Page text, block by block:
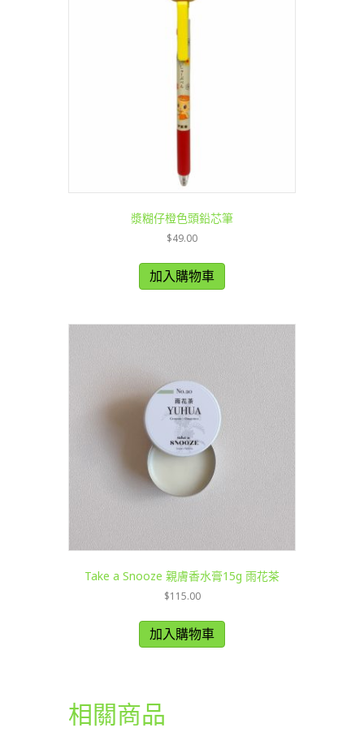
漿糊仔橙色頭鉛芯筆
$49.00
加入購物車
Take a Snooze 親膚香水膏15g 雨花茶
$115.00
加入購物車
相關商品